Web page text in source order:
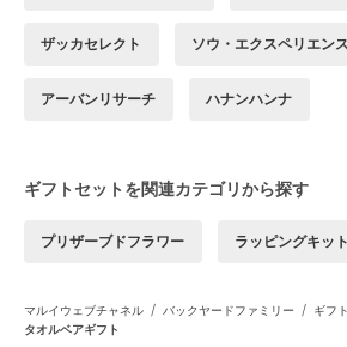
ザッカセレクト ソウ・エクスペリエン
アーバンリサーチ ハナンハンナ
ギフトセットを関連カテゴリから探す
プリザーブドフラワー ラッピングキッ
マルイウェブチャネル / バックヤードファミリー / ギフ
タオルベアギフト